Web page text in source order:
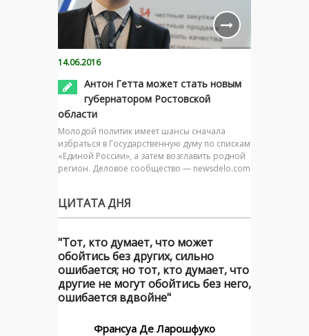
14.06.2016
Антон Гетта может стать новым
губернатором Ростовской
области
Молодой политик имеет шансы сначала
избраться в Государственную думу по спискам
«Единой России», а затем возглавить родной
регион. Деловое сообщество — newsdelo.com
ЦИТАТА ДНЯ
"Тот, кто думает, что может
обойтись без других, сильно
ошибается; но тот, кто думает, что
другие не могут обойтись без него,
ошибается вдвойне"
Франсуа Де Ларошфуко